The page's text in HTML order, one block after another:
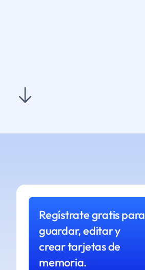
Regístrate gratis para
guardar, editar y
crear tarjetas de
memoria.